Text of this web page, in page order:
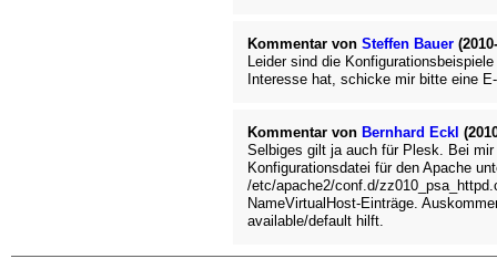
Kommentar von Steffen Bauer
Leider sind die
Interesse hat, schicke mir bitte eine
Kommentar von Bernhard Eckl
Selbiges gilt ja auch für Plesk. Bei
Konfigurationsdatei für den Apache
/etc/apache2/conf.d/
NameVirtualHost-Einträge.
available/default hilft.